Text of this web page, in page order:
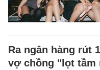
Ra ngân hàng rút
vợ chồng "lọt tầm